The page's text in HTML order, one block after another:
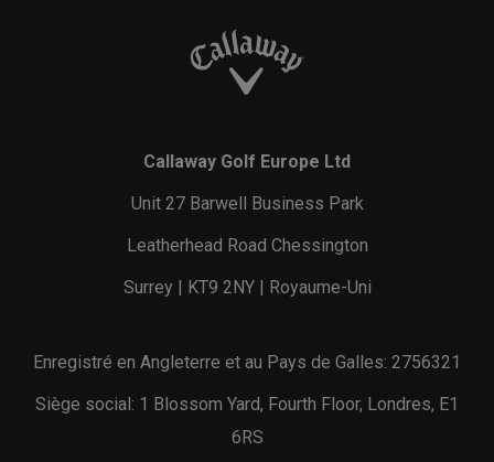
Callaway Golf Europe Ltd
Unit 27 Barwell Business Park
Leatherhead Road Chessington
Surrey | KT9 2NY | Royaume-Uni
Enregistré en Angleterre et au Pays de Galles: 2756321
Siège social: 1 Blossom Yard, Fourth Floor, Londres, E1
6RS